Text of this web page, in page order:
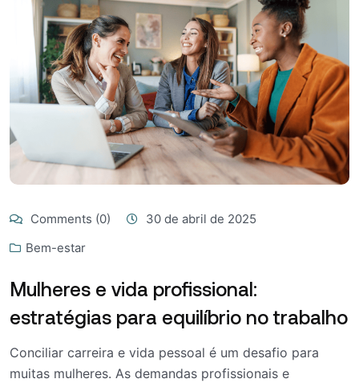
Comments (0)
30 de abril de 2025
Bem-estar
Mulheres e vida profissional:
estratégias para equilíbrio no trabalho
Conciliar carreira e vida pessoal é um desafio para
muitas mulheres. As demandas profissionais e